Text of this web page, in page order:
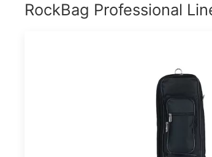
RockBag Professional